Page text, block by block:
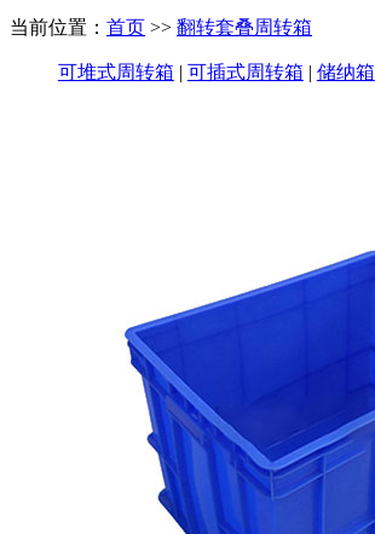
当前位置： 首页 >> 翻转套叠周转箱
可堆式周转箱 | 可插式周转箱 | 储纳箱